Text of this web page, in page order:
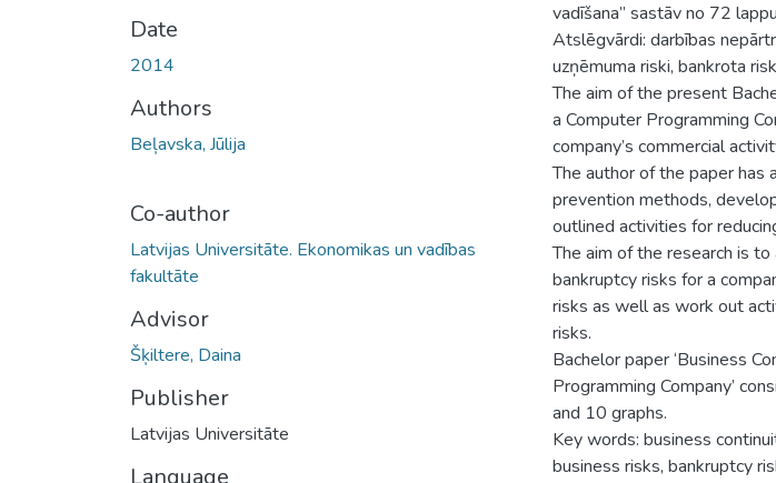
Date
2014
Authors
Beļavska, Jūlija
Co-author
Latvijas Universitāte. Ekonomikas un vadības
fakultāte
Advisor
Šķiltere, Daina
Publisher
Latvijas Universitāte
Language
vadīšana” sastāv no 72
Atslēgvārdi: darbības
uzņēmuma riski, bankrota
The aim of the present
a Computer Programming
company’s commercial
The author of the paper has
prevention methods,
outlined activities for
The aim of the research is
bankruptcy risks for a
risks as well as work out
risks.
Bachelor paper ‘Business
Programming Company’
and 10 graphs.
Key words: business
business risks, bankruptcy